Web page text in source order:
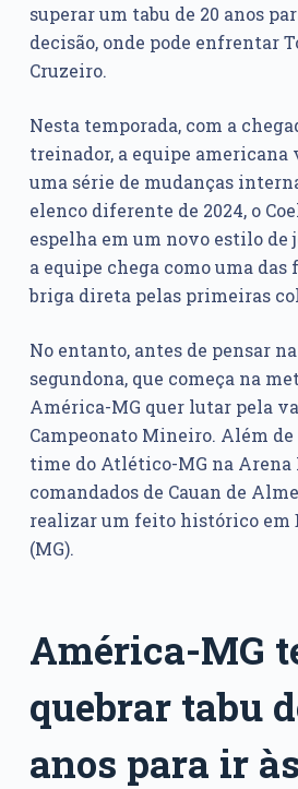
superar um tabu de 20 anos
decisão, onde pode enfrentar
Cruzeiro.
Nesta temporada, com a
treinador, a equipe americana
uma série de mudanças
elenco diferente de 2024, o
espelha em um novo estilo de
a equipe chega como uma
briga direta pelas primeiras
No entanto, antes de pensar
segundona, que começa na
América-MG quer lutar pela
Campeonato Mineiro. Além de
time do Atlético-MG na Arena
comandados de Cauan de
realizar um feito histórico em
(MG).
América-MG
quebrar tabu
anos para ir